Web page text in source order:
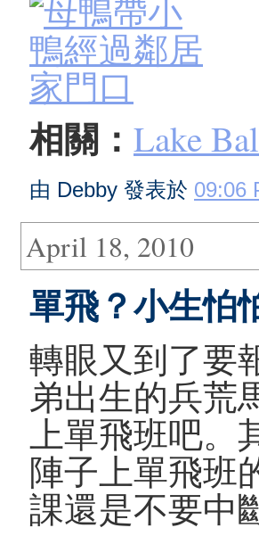
相關： Lake
由 Debby 發表於 09:06
April 18, 2010
單飛？小生怕
轉眼又到了要
弟出生的兵荒
上單飛班吧。
陣子上單飛班
課還是不要中